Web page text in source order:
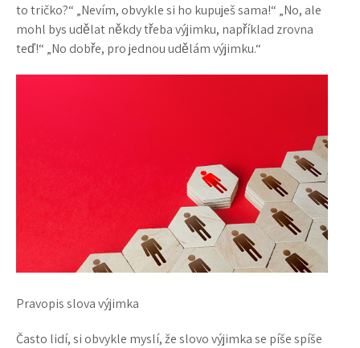
to tričko?“ „Nevím, obvykle si ho kupuješ sama!“ „No, ale
mohl bys udělat někdy třeba výjimku, například zrovna
teď!“ „No dobře, pro jednou udělám výjimku.“
Pravopis slova výjimka
Často lidí, si obvykle myslí, že slovo výjimka se píše spíše